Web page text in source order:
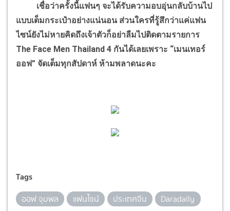
เชื่อว่าครั้งนี้แฟนๆ จะได้รับความอบอุ่นกลับบ้านไป
แบบเต็มกระเป๋าอย่างแน่นอน ส่วนใครที่รู้สึกว่าแค่แฟน
ไซน์ยังไม่หายคิดถึงเจ้าตัวก็อย่าลืมไปติดตามรายการ
The Face Men Thailand 4 กันได้เลยเพราะ “เมนเทอร์
ออฟ” จัดเต็มทุกสัปดาห์ ห้ามพลาดนะคะ
Tags
ออฟ จุมพล แฟนไซน์ ประเทศจีน Daradaily